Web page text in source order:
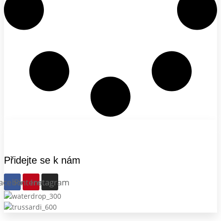
Přidejte se k nám
PinterestInstagram